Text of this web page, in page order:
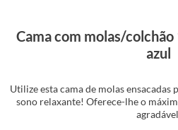
Cama com molas/
azul
Utilize esta cama de molas
sono relaxante! Oferece-lhe o